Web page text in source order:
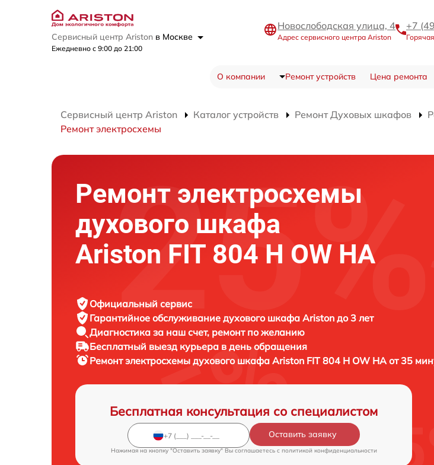
Сервисный центр Ariston в Москве
Ежедневно с 9:00 до 21:00
Новослободская улица, 4
Адрес сервисного центра Ariston
+7
О компании Ремонт устройств Цена ремонта
Сервисный центр Ariston Каталог устройств Ремонт Духовых шкафов
Ремонт электросхемы
Ремонт электросхемы
духового шкафа
Ariston FIT 804 H OW HA
Официальный сервис
Гарантийное обслуживание духового шкафа Ariston до 3 лет
Диагностика за наш счет, ремонт по желанию
Бесплатный выезд курьера в день обращения
Ремонт электросхемы духового шкафа Ariston FIT 804 H OW HA от 35
Бесплатная консультация со специалистом
Оставить заявку
Нажимая на кнопку "Оставить заявку" Вы соглашаетесь c политикой конфиденциальности